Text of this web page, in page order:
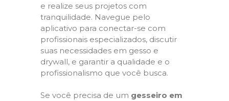
e realize seus projetos com
tranquilidade. Navegue pelo
aplicativo para conectar-se com
profissionais especializados, discutir
suas necessidades em gesso e
drywall, e garantir a qualidade e o
profissionalismo que você busca.
Se você precisa de um gesseiro em